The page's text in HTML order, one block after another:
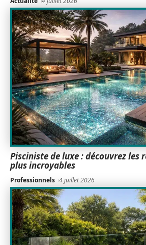
Pisciniste de luxe : découvrez les
plus incroyables
Professionnels 4 juillet 2026